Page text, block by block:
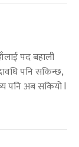
पद बहाली
पनि सकिन्छ,
पनि अब सकियो l